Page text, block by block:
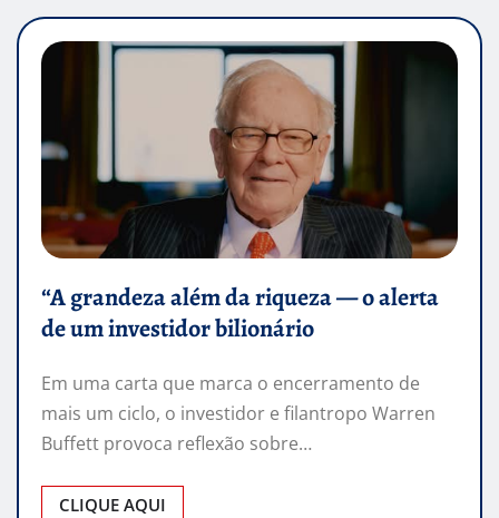
“A grandeza além da riqueza — o alerta
de um investidor bilionário
Em uma carta que marca o encerramento de
mais um ciclo, o investidor e filantropo Warren
Buffett provoca reflexão sobre…
CLIQUE AQUI